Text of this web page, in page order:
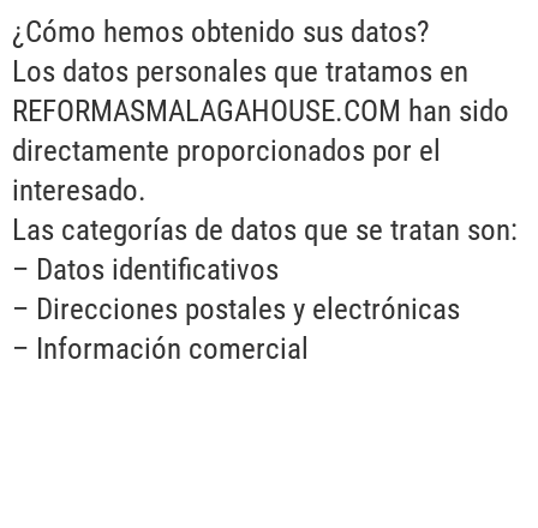
¿Cómo hemos obtenido sus datos?
Los datos personales que tratamos en
REFORMASMALAGAHOUSE.COM han sido
directamente proporcionados por el
interesado.
Las categorías de datos que se tratan son:
– Datos identificativos
– Direcciones postales y electrónicas
– Información comercial